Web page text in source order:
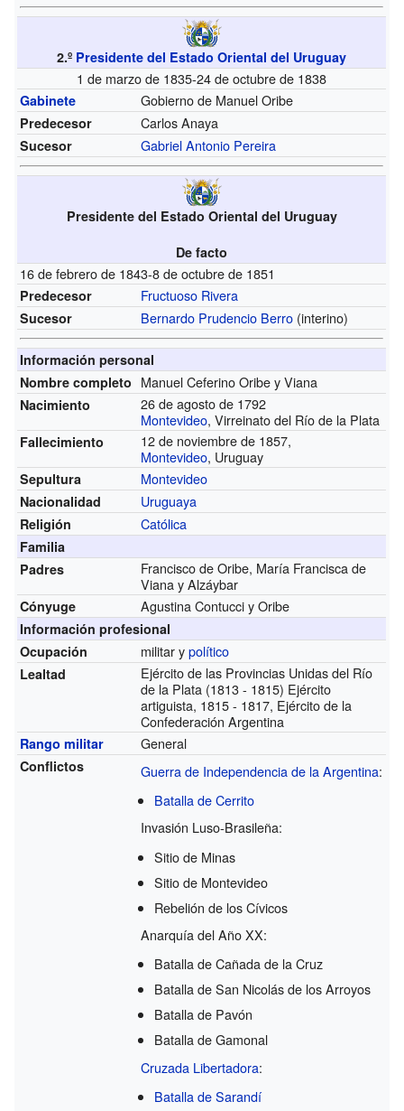
2.º Presidente del Estado Oriental del Uruguay
1 de marzo de 1835-24 de octubre de 1838
Gabinete Gobierno de Manuel Oribe
Predecesor Carlos Anaya
Sucesor Gabriel Antonio Pereira
Presidente del Estado Oriental del Uruguay
De facto
16 de febrero de 1843-8 de octubre de 1851
Predecesor Fructuoso Rivera
Sucesor Bernardo Prudencio Berro (interino)
Información personal
Nombre completo Manuel Ceferino Oribe y Viana
Nacimiento
26 de agosto de 1792
Montevideo, Virreinato del Río de la Plata
Fallecimiento
12 de noviembre de 1857,
Montevideo, Uruguay
Sepultura Montevideo
Nacionalidad Uruguaya
Religión Católica
Familia
Padres
Francisco de Oribe, María Francisca de
Viana y Alzáybar
Cónyuge Agustina Contucci y Oribe
Información profesional
Ocupación
militar ypolítico
Lealtad
Ejército de las Provincias Unidas del Río
de la Plata (1813 - 1815) Ejército
artiguista, 1815 - 1817, Ejército de la
Confederación Argentina
Rango militar General
Conflictos Guerra de Independencia de la Argentina:
Batalla de Cerrito
Invasión Luso-Brasileña:
Sitio de Minas
Sitio de Montevideo
Rebelión de los Cívicos
Anarquía del Año XX:
Batalla de Cañada de la Cruz
Batalla de San Nicolás de los Arroyos
Batalla de Pavón
Batalla de Gamonal
Cruzada Libertadora:
Batalla de Sarandí